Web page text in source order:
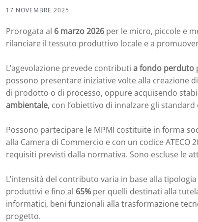
17 NOVEMBRE 2025
Prorogata al 6 marzo 2026 per le micro, piccole e
rilanciare il tessuto produttivo locale e a
L’agevolazione prevede contributi a fondo perduto
possono presentare iniziative volte alla creazione
di prodotto o di processo, oppure acquisendo
ambientale, con l’obiettivo di innalzare gli
Possono partecipare le MPMI costituite in forma
alla Camera di Commercio e con un codice
requisiti previsti dalla normativa. Sono escluse le
L’intensità del contributo varia in base alla
produttivi e fino al 65% per quelli destinati alla
informatici, beni funzionali alla trasformazione
progetto.